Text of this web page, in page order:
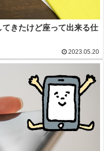
きたけど座って出来る仕
2023.05.20